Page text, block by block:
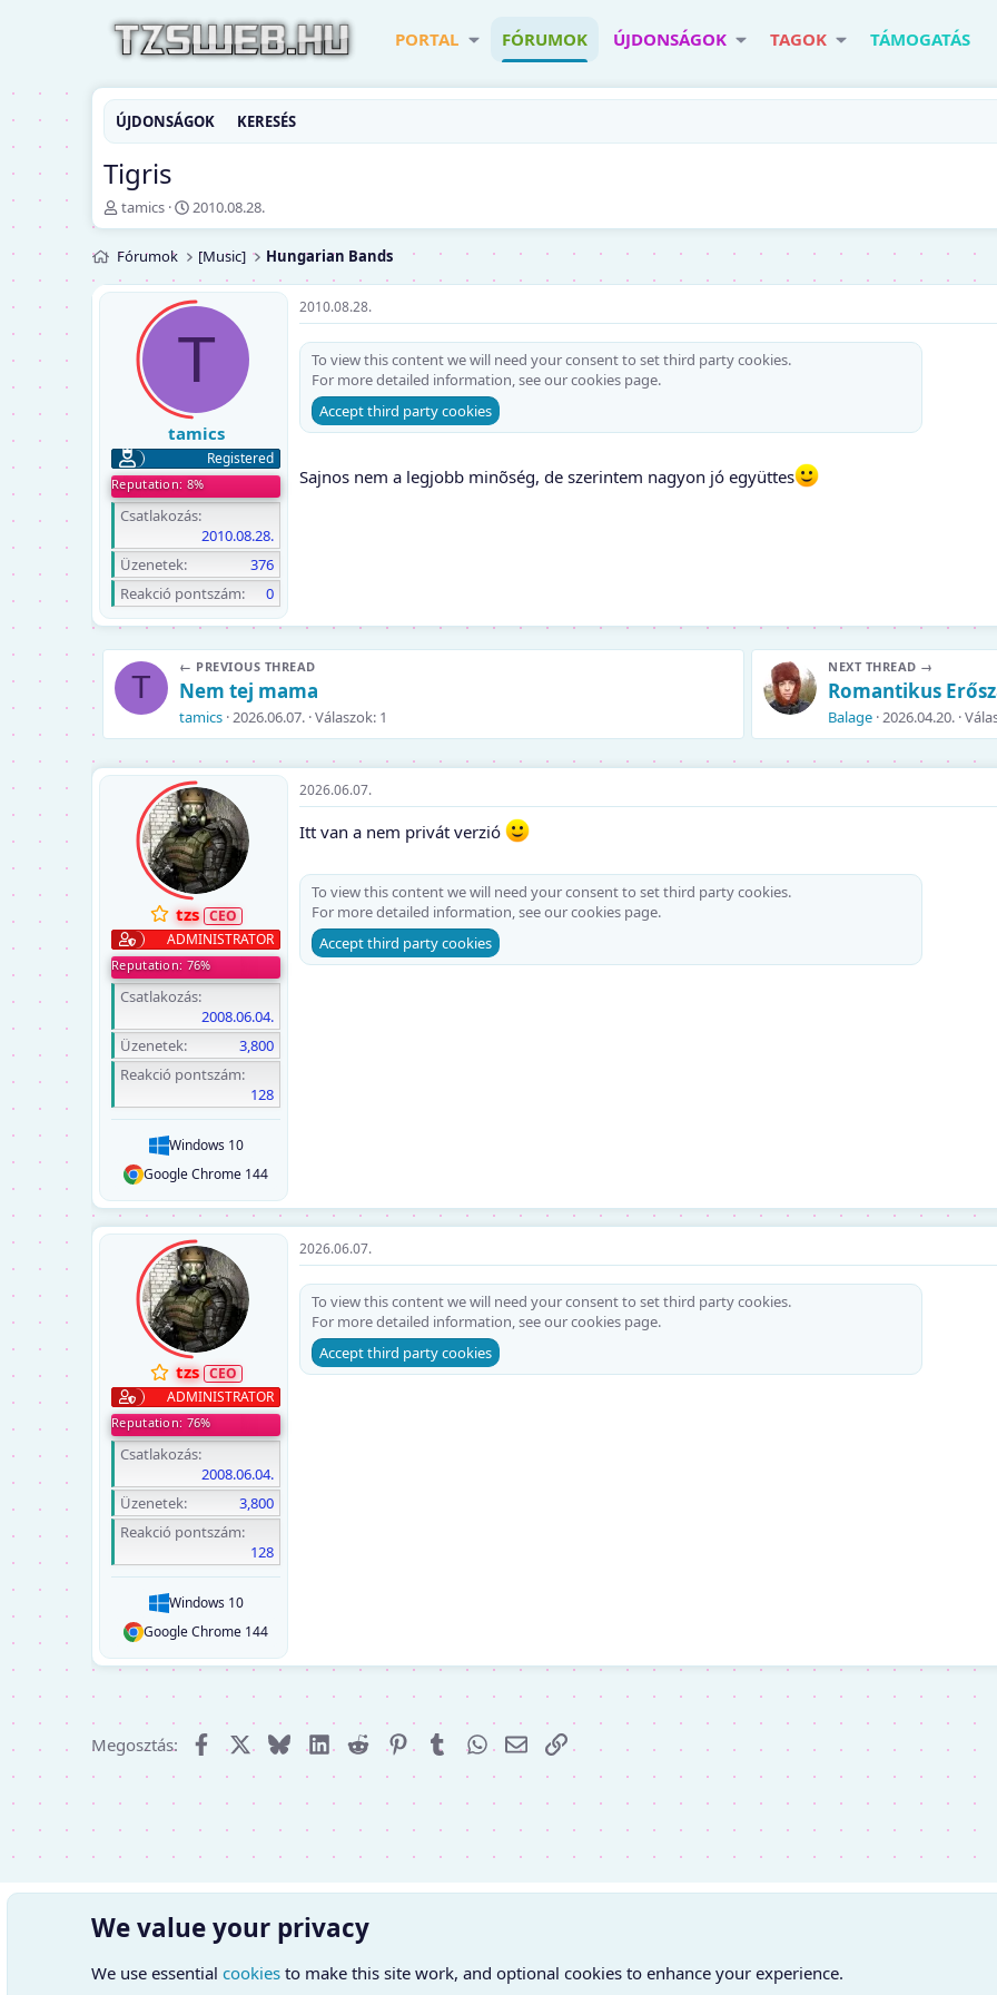
PORTAL FÓRUMOK ÚJDONSÁGOK TAGOK TÁMOGATÁS
ÚJDONSÁGOK KERESÉS
Tigris
T
é
m
a
i
tamics
K
e
d
ő
d
t
m
2010.08.28.
Fórumok [Music] Hungarian Bands
T
tamics
Registered
Reputation: 8%
Csatlakozás
2010.08.28.
Üzenetek
376
Reakció pontszám
0
2010.08.28.
To view this content we will need your consent to set third party cookies.
For more detailed information, see ourcookies page.
Accept third party cookies
Sajnos nem a legjobb minõség, de szerintem nagyon jó együttes
T
← PREVIOUS THREAD
Nem tej mama
tamics 2026.06.07. Válaszok: 1
NEXT THREAD →
Romantikus
Balage 2026.04.20.
tzs
ADMINISTRATOR
Reputation: 76%
Csatlakozás
2008.06.04.
Üzenetek
3,800
Reakció pontszám
128
Windows 10
Google Chrome 144
2026.06.07.
Itt van a nem privát verzió
To view this content we will need your consent to set third party cookies.
For more detailed information, see ourcookies page.
Accept third party cookies
tzs
ADMINISTRATOR
Reputation: 76%
Csatlakozás
2008.06.04.
Üzenetek
3,800
Reakció pontszám
128
Windows 10
Google Chrome 144
2026.06.07.
To view this content we will need your consent to set third party cookies.
For more detailed information, see ourcookies page.
Accept third party cookies
Megosztás: FacebookX (Twitter)
BlueskyLinkedIn
Reddit PinterestTumblrWhatsApp
E-mailLink
We value your privacy
We use essential cookies to make this site work, and optional cookies to enhance your experience.